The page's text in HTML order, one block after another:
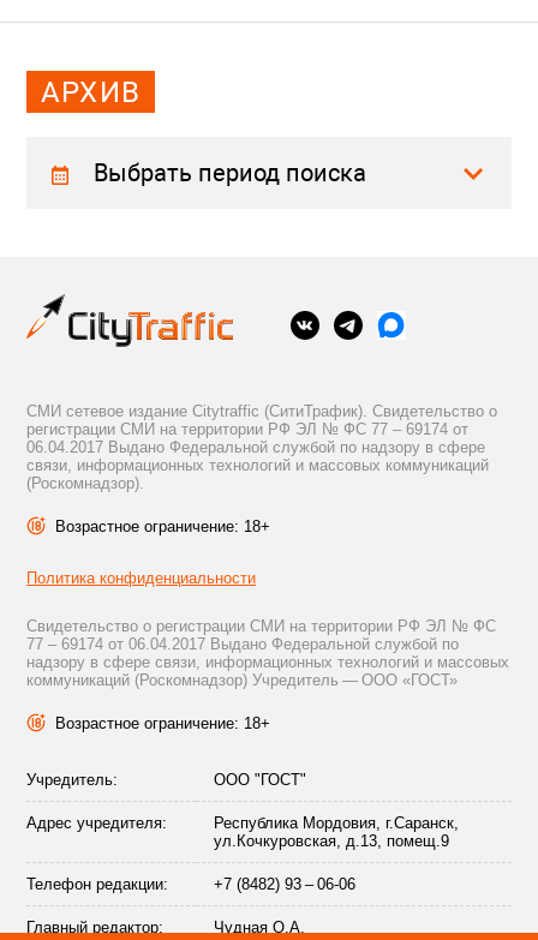
АРХИВ
Выбрать период поиска
СМИ сетевое издание Citytraffic (СитиТрафик). Свидетельство о
регистрации СМИ на территории РФ ЭЛ № ФС 77 – 69174 от
06.04.2017 Выдано Федеральной службой по надзору в сфере
связи, информационных технологий и массовых коммуникаций
(Роскомнадзор).
Возрастное ограничение: 18+
Политика конфиденциальности
Свидетельство о регистрации СМИ на территории РФ ЭЛ № ФС
77 – 69174 от 06.04.2017 Выдано Федеральной службой по
надзору в сфере связи, информационных технологий и массовых
коммуникаций (Роскомнадзор) Учредитель — ООО «ГОСТ»
Возрастное ограничение: 18+
Учредитель: ООО "ГОСТ"
Адрес учредителя:
Республика Мордовия, г.Саранск,
ул.Кочкуровская, д.13, помещ.9
Телефон редакции: +7 (8482) 93 – 06-06
Главный редактор: Чудная О.А.